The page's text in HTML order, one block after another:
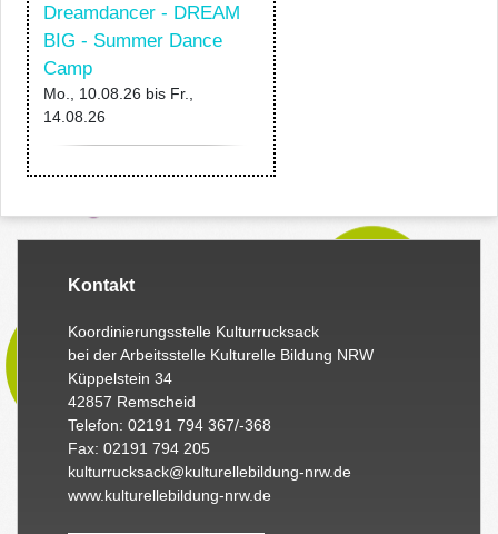
Dreamdancer - DREAM
BIG - Summer Dance
Camp
Mo., 10.08.26 bis Fr.,
14.08.26
Kontakt
Koordinierungsstelle Kulturrucksack
bei der Arbeitsstelle Kulturelle Bildung NRW
Küppelstein 34
42857 Remscheid
Telefon: 02191 794 367/-368
Fax: 02191 794 205
kulturrucksack@kulturellebildung-nrw.de
www.kulturellebildung-nrw.de